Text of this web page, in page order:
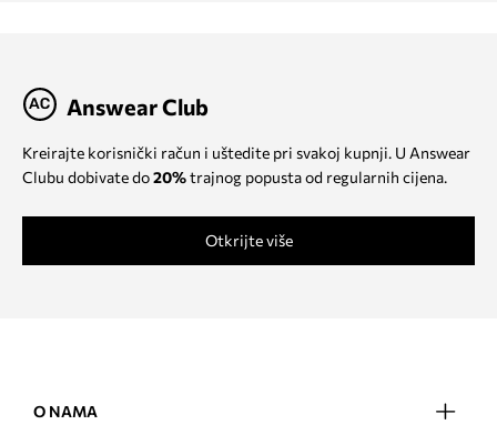
Answear Club
Kreirajte korisnički račun i uštedite pri svakoj kupnji. U Answear
Clubu dobivate do20%trajnog popusta od regularnih cijena.
Otkrijte više
O NAMA